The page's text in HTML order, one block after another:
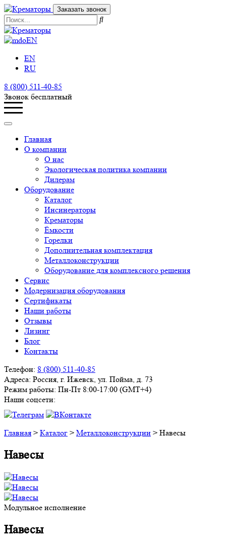
Заказать звонок
EN
EN
RU
8 (800) 511-40-85
Звонок бесплатный
Главная
О компании
О нас
Экологическая политика компании
Дилерам
Оборудование
Каталог
Инсинераторы
Крематоры
Ёмкости
Горелки
Дополнительная комплектация
Металлоконструкции
Оборудование для комплексного решения
Сервис
Модернизация оборудования
Сертификаты
Наши работы
Отзывы
Лизинг
Блог
Контакты
Телефон: 8 (800) 511-40-85
Адреса: Россия, г. Ижевск, ул. Пойма, д. 73
Режим работы: Пн-Пт 8:00-17:00 (GMT+4)
Наши соцсети:
Главная > Каталог > Металлоконструкции > Навесы
Навесы
Модульное исполнение
Навесы